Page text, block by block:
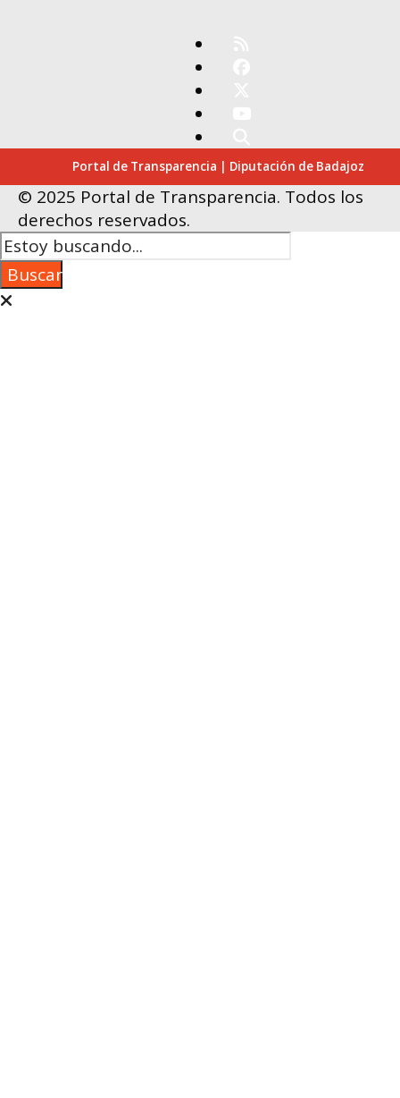
Portal de Transparencia | Diputación de Badajoz
© 2025 Portal de Transparencia. Todos los
derechos reservados.
Buscar